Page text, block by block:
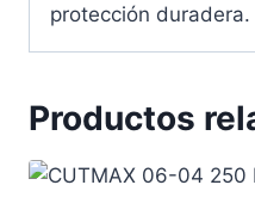
protección duradera.
Productos